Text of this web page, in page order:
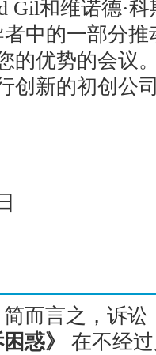
Gil和维诺德·
中的一部分推
的优势的会议
创新的初创公
而言之，诉讼
惑》
在不经